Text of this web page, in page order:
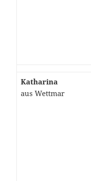
Katharina
aus Wettmar